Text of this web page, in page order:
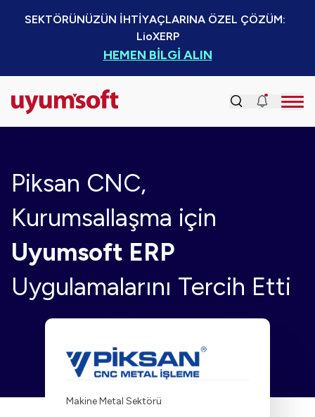
SEKTÖRÜNÜZÜN İHTİYAÇLARINA ÖZEL ÇÖZÜM:
LioXERP
HEMEN BİLGİ ALIN
Piksan CNC,
Kurumsallaşma için
Uyumsoft ERP
Uygulamalarını Tercih Etti
Makine Metal Sektörü